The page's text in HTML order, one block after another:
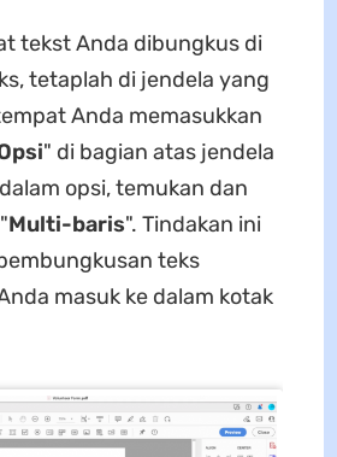
tekst Anda dibungkus di
tetaplah di jendela yang
Anda memasukkan
" di bagian atas jendela
opsi, temukan dan
Multi-baris". Tindakan ini
teks
masuk ke dalam kotak